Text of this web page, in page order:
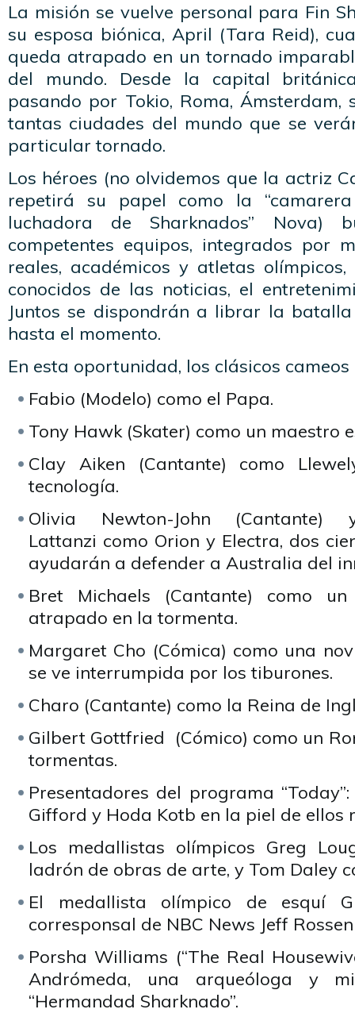
La misión se vuelve personal para Fin
su esposa biónica, April (Tara Reid),
queda atrapado en un tornado
del mundo. Desde la capital
pasando por Tokio, Roma, Ámsterdam,
tantas ciudades del mundo que se
particular tornado.
Los héroes (no olvidemos que la actriz
repetirá su papel como la
luchadora de Sharknados” Nova)
competentes equipos, integrados por
reales, académicos y atletas
conocidos de las noticias, el
Juntos se dispondrán a librar la
hasta el momento.
En esta oportunidad, los clásicos
Fabio (Modelo) como el Papa.
Tony Hawk (Skater) como un maestro
Clay Aiken (Cantante) como
tecnología.
Olivia Newton-John
Lattanzi como Orion y Electra, dos
ayudarán a defender a Australia del
Bret Michaels (Cantante) como
atrapado en la tormenta.
Margaret Cho (Cómica) como una
se ve interrumpida por los tiburones.
Charo (Cantante) como la Reina de
Gilbert Gottfried (Cómico) como un
tormentas.
Presentadores del programa
Gifford y Hoda Kotb en la piel de ellos
Los medallistas olímpicos Greg
ladrón de obras de arte, y Tom Daley
El medallista olímpico de esquí
corresponsal de NBC News Jeff
Porsha Williams (“The Real
Andrómeda, una arqueóloga y
“Hermandad Sharknado”.